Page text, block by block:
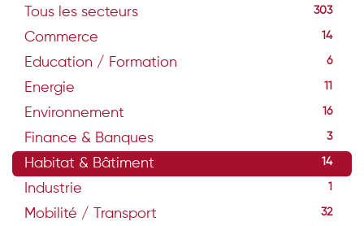
Tous les secteurs 303
Commerce 14
Education / Formation 6
Energie 11
Environnement 16
Finance & Banques 3
Habitat & Bâtiment 14
Industrie 1
Mobilité / Transport 32